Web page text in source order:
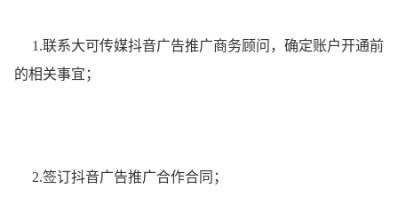
1.联系大可传媒抖音广告推广商务顾问，确定账户开通前
的相关事宜；
2.签订抖音广告推广合作合同；